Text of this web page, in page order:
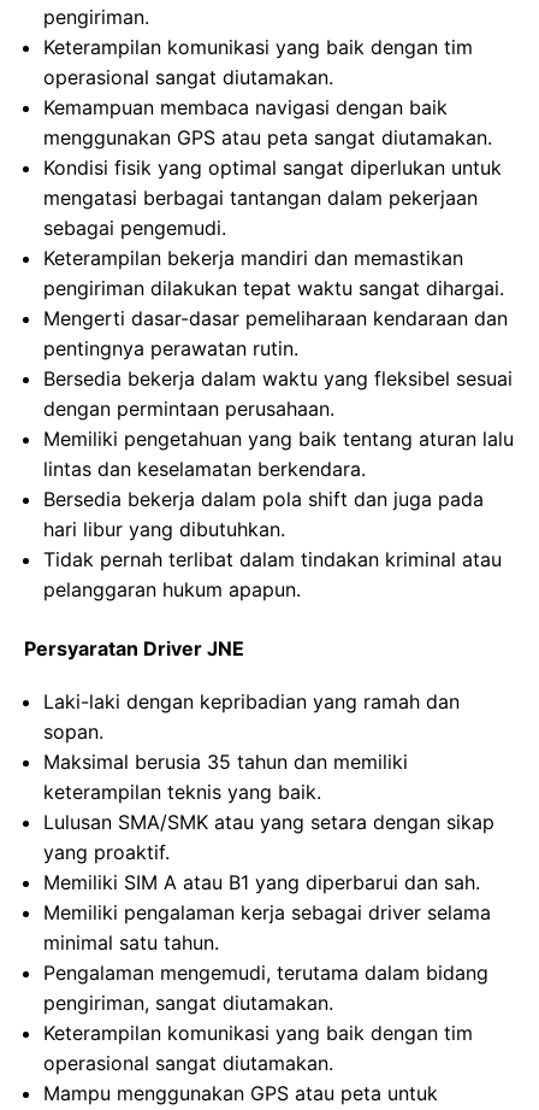
pengiriman.
Keterampilan komunikasi yang baik dengan tim
operasional sangat diutamakan.
Kemampuan membaca navigasi dengan baik
menggunakan GPS atau peta sangat diutamakan.
Kondisi fisik yang optimal sangat diperlukan untuk
mengatasi berbagai tantangan dalam pekerjaan
sebagai pengemudi.
Keterampilan bekerja mandiri dan memastikan
pengiriman dilakukan tepat waktu sangat dihargai.
Mengerti dasar-dasar pemeliharaan kendaraan dan
pentingnya perawatan rutin.
Bersedia bekerja dalam waktu yang fleksibel sesuai
dengan permintaan perusahaan.
Memiliki pengetahuan yang baik tentang aturan lalu
lintas dan keselamatan berkendara.
Bersedia bekerja dalam pola shift dan juga pada
hari libur yang dibutuhkan.
Tidak pernah terlibat dalam tindakan kriminal atau
pelanggaran hukum apapun.
Persyaratan Driver JNE
Laki-laki dengan kepribadian yang ramah dan
sopan.
Maksimal berusia 35 tahun dan memiliki
keterampilan teknis yang baik.
Lulusan SMA/SMK atau yang setara dengan sikap
yang proaktif.
Memiliki SIM A atau B1 yang diperbarui dan sah.
Memiliki pengalaman kerja sebagai driver selama
minimal satu tahun.
Pengalaman mengemudi, terutama dalam bidang
pengiriman, sangat diutamakan.
Keterampilan komunikasi yang baik dengan tim
operasional sangat diutamakan.
Mampu menggunakan GPS atau peta untuk